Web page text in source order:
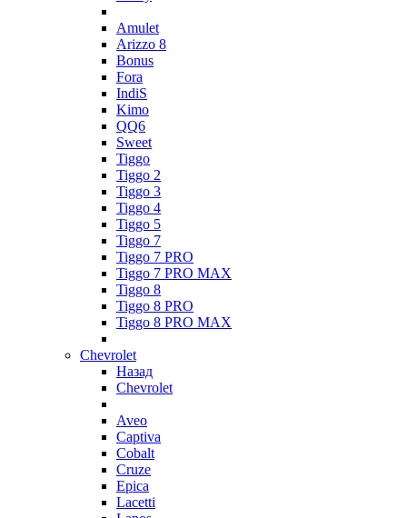
Amulet
Arizzo 8
Bonus
Fora
IndiS
Kimo
QQ6
Sweet
Tiggo
Tiggo 2
Tiggo 3
Tiggo 4
Tiggo 5
Tiggo 7
Tiggo 7 PRO
Tiggo 7 PRO MAX
Tiggo 8
Tiggo 8 PRO
Tiggo 8 PRO MAX
Chevrolet
Назад
Chevrolet
Aveo
Captiva
Cobalt
Cruze
Epica
Lacetti